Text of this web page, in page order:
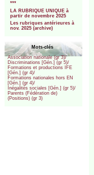
***
LA RUBRIQUE UNIQUE à
partir de novembre 2025
Les rubriques antérieures à
nov. 2025 (archive)
Mots-clés
Association nationale (gr 3)/
Discriminations [Gén.] (gr 5)/
Formations et productions IFE
[Gén.] (gr 4)/
Formations nationales hors EN
[Gén.] (gr 4)/
Inégalités sociales [Gén.] (gr 5)/
Parents (Fédération de)
(Positions) (gr 3)